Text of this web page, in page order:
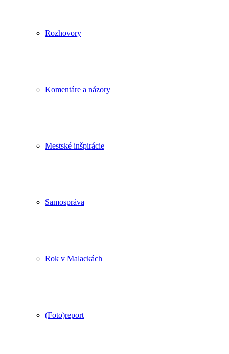
Rozhovory
Komentáre a názory
Mestské inšpirácie
Samospráva
Rok v Malackách
(Foto)report